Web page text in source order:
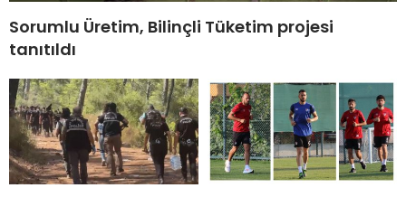
Sorumlu Üretim, Bilinçli Tüketim projesi
tanıtıldı